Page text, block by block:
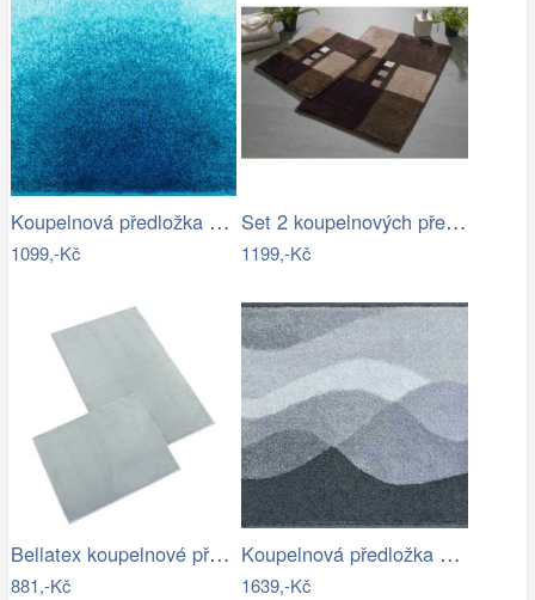
Koupelnová předložka SUNSHINE
1099,-Kč
Set 2 koupelnových předložek MERKUR
1199,-Kč
Bellatex koupelnové předložky BANYGOLD…
881,-Kč
Koupelnová předložka HILLS
1639,-Kč